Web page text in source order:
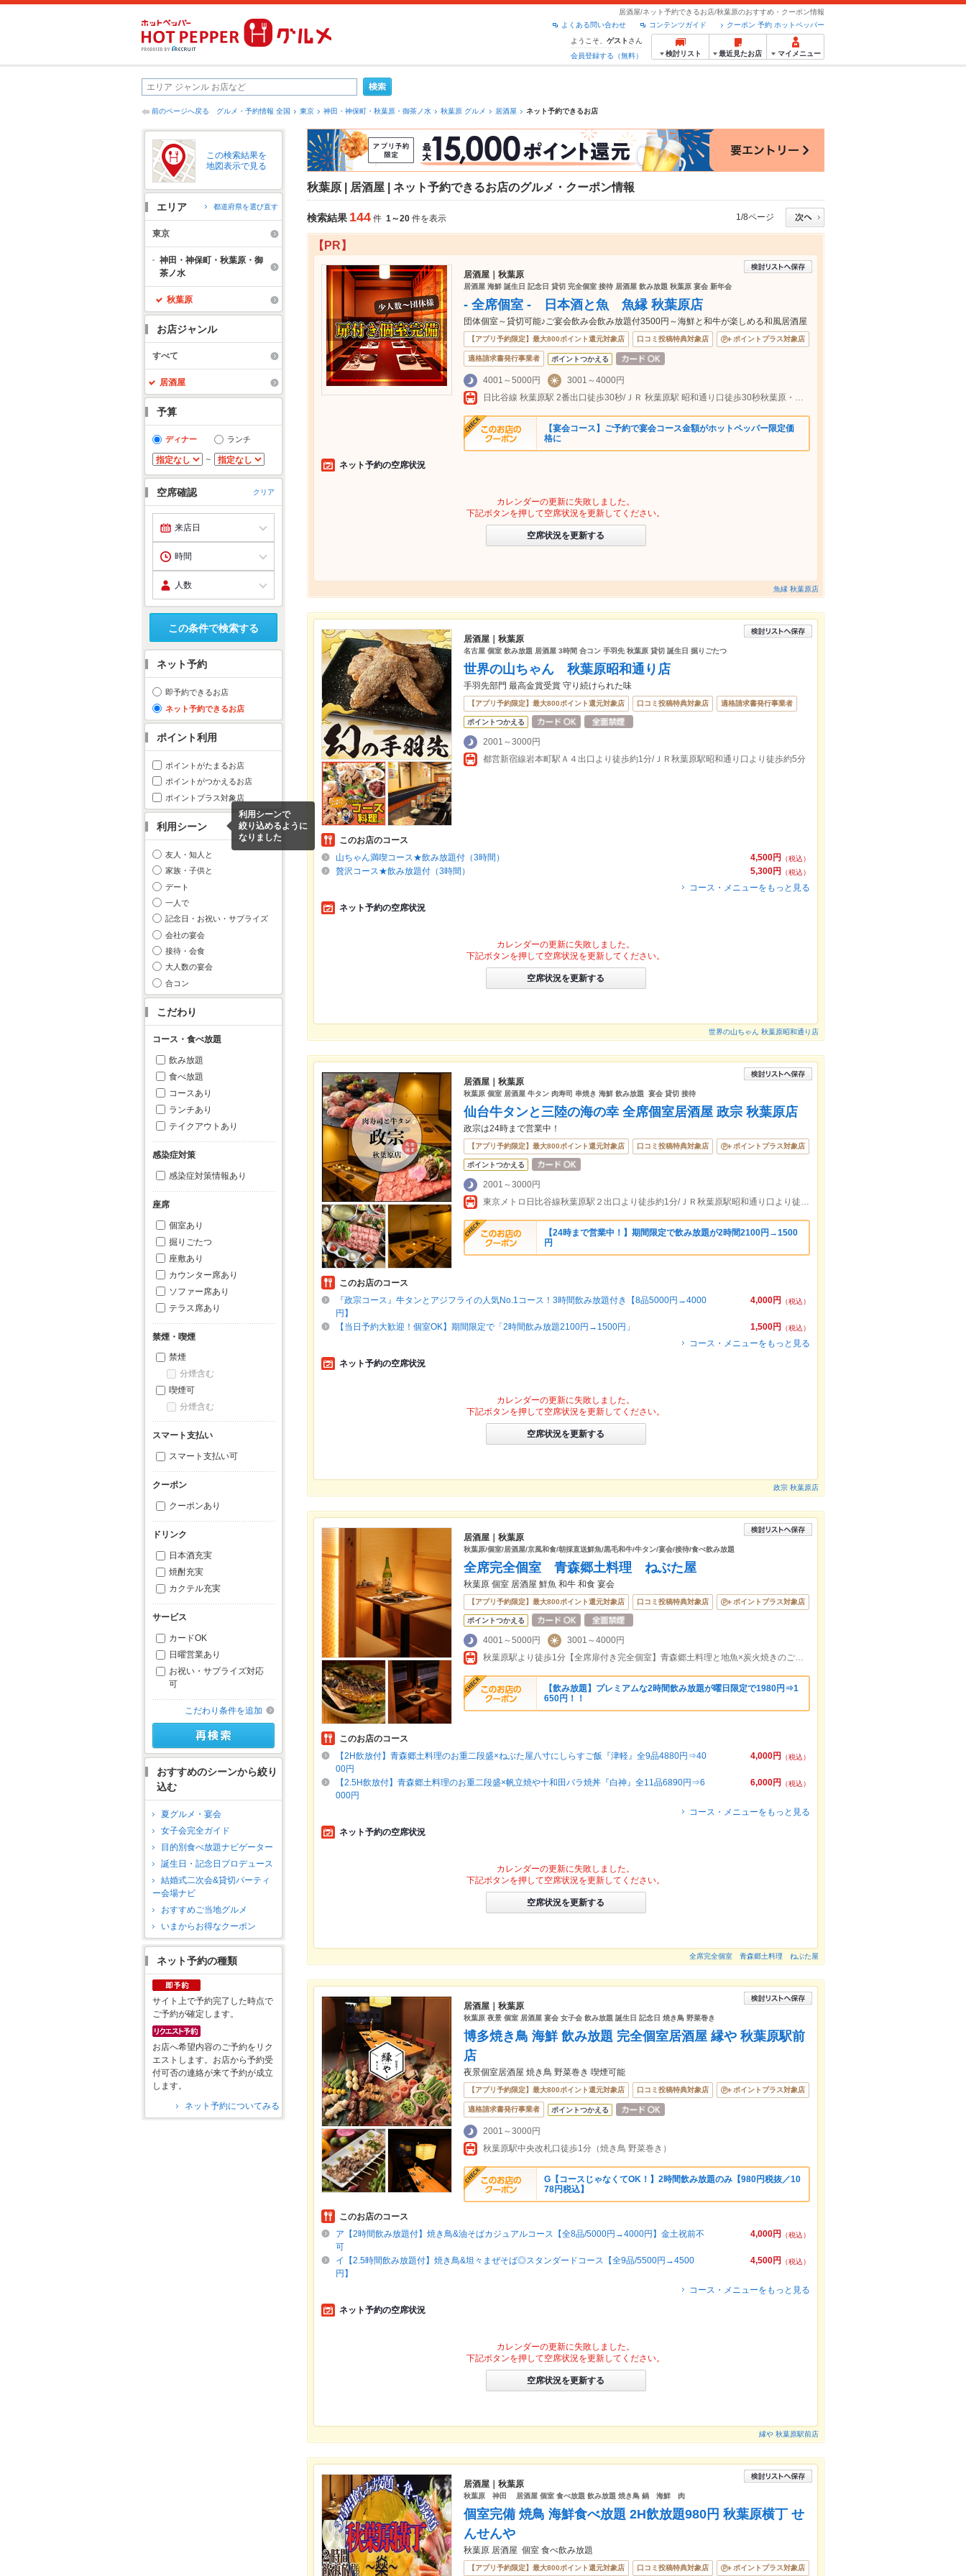
居酒屋/ネット予約できるお店/秋葉原のおすすめ・クーポン情報
クーポン 予約 ホットペッパー
コンテンツガイド
よくある問い合わせ
ようこそ、 ゲスト さん
会員登録する（無料）
検討リスト 最近見たお店 マイメニュー
前のページへ戻る グルメ・予約情報 全国 東京 神田・神保町・秋葉原・御茶ノ水 秋葉原 グルメ 居酒屋 ネット予約できるお店
この検索結果を
地図表示で見る
エリア 都道府県を選び直す
東京
神田・神保町・秋葉原・御
茶ノ水
秋葉原
お店ジャンル
すべて
居酒屋
予算
ディナー ランチ
～
空席確認 クリア
この条件で検索する
ネット予約
即予約できるお店
ネット予約できるお店
ポイント利用
ポイントがたまるお店
ポイントがつかえるお店
ポイントプラス対象店
利用シーン
利用シーンで
絞り込めるように
なりました
友人・知人と
家族・子供と
デート
一人で
記念日・お祝い・サプライズ
会社の宴会
接待・会食
大人数の宴会
合コン
こだわり
コース・食べ放題
飲み放題
食べ放題
コースあり
ランチあり
テイクアウトあり
感染症対策
感染症対策情報あり
座席
個室あり
掘りごたつ
座敷あり
カウンター席あり
ソファー席あり
テラス席あり
禁煙・喫煙
禁煙
分煙含む
喫煙可
分煙含む
スマート支払い
スマート支払い可
クーポン
クーポンあり
ドリンク
日本酒充実
焼酎充実
カクテル充実
サービス
カードOK
日曜営業あり
お祝い・サプライズ対応
可
こだわり条件を追加
おすすめのシーンから絞り
込む
夏グルメ・宴会
女子会完全ガイド
目的別食べ放題ナビゲーター
誕生日・記念日プロデュース
結婚式二次会&貸切パーティ
ー会場ナビ
おすすめご当地グルメ
いまからお得なクーポン
ネット予約の種類
サイト上で予約完了した時点で
ご予約が確定します。
お店へ希望内容のご予約をリク
エストします。お店から予約受
付可否の連絡が来て予約が成立
します。
ネット予約についてみる
秋葉原 | 居酒屋 | ネット予約できるお店のグルメ・クーポン情報
検索結果 144 件 1～20 件を表示 1/8ページ
【PR】
居酒屋｜秋葉原
居酒屋 海鮮 誕生日 記念日 貸切 完全個室 接待 居酒屋 飲み放題 秋葉原 宴会 新年会
- 全席個室 - 日本酒と魚 魚縁 秋葉原店
団体個室～貸切可能♪ご宴会飲み会飲み放題付3500円～海鮮と和牛が楽しめる和風居酒屋
【アプリ予約限定】最大800ポイント還元対象店 口コミ投稿特典対象店 ポイントプラス対象店
適格請求書発行事業者 ポイントつかえる
4001～5000円
3001～4000円
日比谷線 秋葉原駅 2番出口徒歩30秒/ＪＲ 秋葉原駅 昭和通り口徒歩30秒秋葉原・御茶ノ水・浅草橋エリアでの各種宴会に◎
【宴会コース】ご予約で宴会コース金額がホットペッパー限定価
格に
ネット予約の空席状況
カレンダーの更新に失敗しました。
下記ボタンを押して空席状況を更新してください。
空席状況を更新する
魚縁 秋葉原店
居酒屋｜秋葉原
名古屋 個室 飲み放題 居酒屋 3時間 合コン 手羽先 秋葉原 貸切 誕生日 掘りごたつ
世界の山ちゃん 秋葉原昭和通り店
手羽先部門 最高金賞受賞 守り続けられた味
【アプリ予約限定】最大800ポイント還元対象店 口コミ投稿特典対象店 適格請求書発行事業者
ポイントつかえる
2001～3000円
都営新宿線岩本町駅Ａ４出口より徒歩約1分/ＪＲ秋葉原駅昭和通り口より徒歩約5分
このお店のコース
4,500円
（税込）
山ちゃん満喫コース★飲み放題付（3時間）
5,300円
（税込）
贅沢コース★飲み放題付（3時間）
コース・メニューをもっと見る
ネット予約の空席状況
カレンダーの更新に失敗しました。
下記ボタンを押して空席状況を更新してください。
空席状況を更新する
世界の山ちゃん 秋葉原昭和通り店
居酒屋｜秋葉原
秋葉原 個室 居酒屋 牛タン 肉寿司 串焼き 海鮮 飲み放題 宴会 貸切 接待
仙台牛タンと三陸の海の幸 全席個室居酒屋 政宗 秋葉原店
政宗は24時まで営業中！
【アプリ予約限定】最大800ポイント還元対象店 口コミ投稿特典対象店 ポイントプラス対象店
ポイントつかえる
2001～3000円
東京メトロ日比谷線秋葉原駅２出口より徒歩約1分/ＪＲ秋葉原駅昭和通り口より徒歩約2分
【24時まで営業中！】期間限定で飲み放題が2時間2100円→1500
円
このお店のコース
4,000円
（税込）
『政宗コース』牛タンとアジフライの人気No.1コース！3時間飲み放題付き【8品5000円→4000
円】
1,500円
（税込）
【当日予約大歓迎！個室OK】期間限定で「2時間飲み放題2100円→1500円」
コース・メニューをもっと見る
ネット予約の空席状況
カレンダーの更新に失敗しました。
下記ボタンを押して空席状況を更新してください。
空席状況を更新する
政宗 秋葉原店
居酒屋｜秋葉原
秋葉原/個室/居酒屋/京風和食/朝採直送鮮魚/黒毛和牛/牛タン/宴会/接待/食べ飲み放題
全席完全個室 青森郷土料理 ねぶた屋
秋葉原 個室 居酒屋 鮮魚 和牛 和食 宴会
【アプリ予約限定】最大800ポイント還元対象店 口コミ投稿特典対象店 ポイントプラス対象店
ポイントつかえる
4001～5000円
3001～4000円
秋葉原駅より徒歩1分【全席扉付き完全個室】青森郷土料理と地魚×炭火焼きのご宴会4000円～■地酒飲み放題もご用意有◎
【飲み放題】プレミアムな2時間飲み放題が曜日限定で1980円⇒1
650円！！
このお店のコース
4,000円
（税込）
【2H飲放付】青森郷土料理のお重二段盛×ねぶた屋八寸にしらすご飯『津軽』全9品4880円⇒40
00円
6,000円
（税込）
【2.5H飲放付】青森郷土料理のお重二段盛×帆立焼や十和田バラ焼丼『白神』全11品6890円⇒6
000円
コース・メニューをもっと見る
ネット予約の空席状況
カレンダーの更新に失敗しました。
下記ボタンを押して空席状況を更新してください。
空席状況を更新する
全席完全個室 青森郷土料理 ねぶた屋
居酒屋｜秋葉原
秋葉原 夜景 個室 居酒屋 宴会 女子会 飲み放題 誕生日 記念日 焼き鳥 野菜巻き
博多焼き鳥 海鮮 飲み放題 完全個室居酒屋 縁や 秋葉原駅前
店
夜景個室居酒屋 焼き鳥 野菜巻き 喫煙可能
【アプリ予約限定】最大800ポイント還元対象店 口コミ投稿特典対象店 ポイントプラス対象店
適格請求書発行事業者 ポイントつかえる
2001～3000円
秋葉原駅中央改札口徒歩1分（焼き鳥 野菜巻き）
G【コースじゃなくてOK！】2時間飲み放題のみ【980円税抜／10
78円税込】
このお店のコース
4,000円
（税込）
ア【2時間飲み放題付】焼き鳥&油そばカジュアルコース【全8品/5000円→4000円】金土祝前不
可
4,500円
（税込）
イ【2.5時間飲み放題付】焼き鳥&坦々まぜそば◎スタンダードコース【全9品/5500円→4500
円】
コース・メニューをもっと見る
ネット予約の空席状況
カレンダーの更新に失敗しました。
下記ボタンを押して空席状況を更新してください。
空席状況を更新する
縁や 秋葉原駅前店
居酒屋｜秋葉原
秋葉原 神田 居酒屋 個室 食べ放題 飲み放題 焼き鳥 鍋 海鮮 肉
個室完備 焼鳥 海鮮食べ放題 2H飲放題980円 秋葉原横丁 せ
んせんや
秋葉原 居酒屋 個室 食べ飲み放題
【アプリ予約限定】最大800ポイント還元対象店 口コミ投稿特典対象店 ポイントプラス対象店